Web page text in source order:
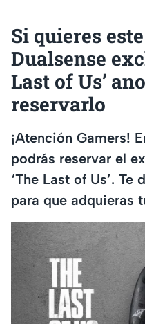
Si quieres
Dualsense
Last of Us’
reservarlo
¡Atención Gamers!
podrás reservar el
‘The Last of Us’.
para que adquieras